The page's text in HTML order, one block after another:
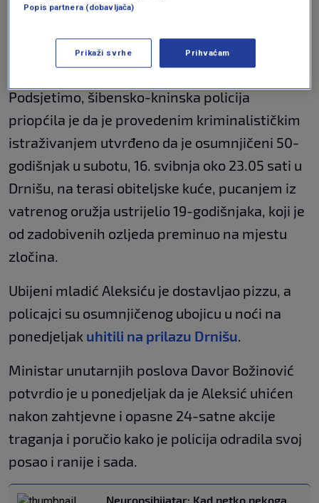
Emotivno obraćanje Lukine
visoko i čuvaj nas sve odozgo"
VIJESTI
Podsjetimo, šibensko-kninska policija
priopćila je da je provedenim kriminalističkim
istraživanjem utvrđeno da je osumnjičeni 50-
godišnjak u subotu, 16. svibnja oko 23.05 sati u
Drnišu, na terasi obiteljske kuće, pucanjem iz
vatrenog oružja ustrijelio 19-godišnjaka, koji je
od zadobivenih ozljeda preminuo na mjestu
zločina.
Ubijeni mladić Aleksiću je dostavljao pizzu, a
policajci su osumnjičenog ubojicu u noći na
ponedjeljak uhitili na prilazu Drnišu.
Ministar unutarnjih poslova Davor Božinović
potvrdio je u ponedjeljak da je Aleksić uhićen
nakon zahtjevne i opasne 24-satne akcije
traganja i poručio kako je policija odradila svoj
posao i ranije i sada.
Neuropsihijatar: Kad netko nekoga
Popis partnera (dobavljača)
Prikaži svrhe Prihvaćam